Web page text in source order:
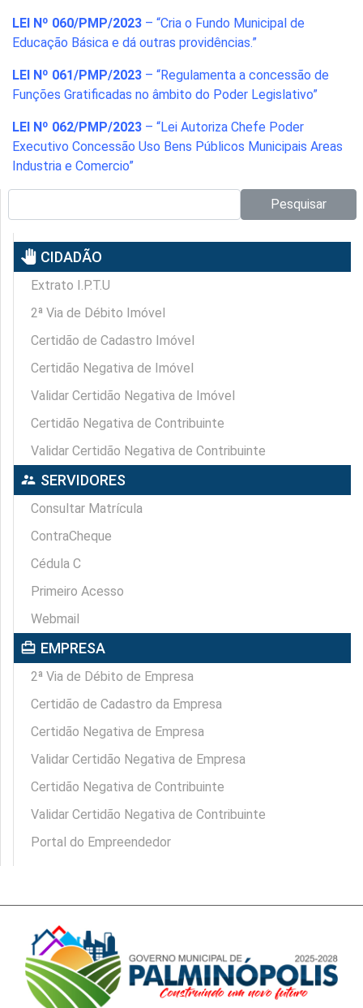
LEI Nº 060/PMP/2023 – “Cria o Fundo Municipal de
Educação Básica e dá outras providências.”
LEI Nº 061/PMP/2023 – “Regulamenta a concessão de
Funções Gratificadas no âmbito do Poder Legislativo”
LEI Nº 062/PMP/2023 – “Lei Autoriza Chefe Poder
Executivo Concessão Uso Bens Públicos Municipais Areas
Industria e Comercio”
Pesquisar
pan_tool CIDADÃO
Extrato I.P.T.U
2ª Via de Débito Imóvel
Certidão de Cadastro Imóvel
Certidão Negativa de Imóvel
Validar Certidão Negativa de Imóvel
Certidão Negativa de Contribuinte
Validar Certidão Negativa de Contribuinte
supervisor_account SERVIDORES
Consultar Matrícula
ContraCheque
Cédula C
Primeiro Acesso
Webmail
card_travel EMPRESA
2ª Via de Débito de Empresa
Certidão de Cadastro da Empresa
Certidão Negativa de Empresa
Validar Certidão Negativa de Empresa
Certidão Negativa de Contribuinte
Validar Certidão Negativa de Contribuinte
Portal do Empreendedor